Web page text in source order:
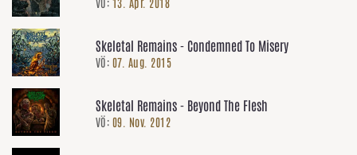
Skeletal Remains - Condemned To Misery
VÖ: 07. Aug. 2015
Skeletal Remains - Beyond The Flesh
VÖ: 09. Nov. 2012